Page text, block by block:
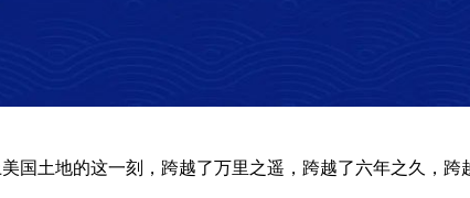
土地的这一刻，跨越了万里之遥，跨越了六年之久，跨